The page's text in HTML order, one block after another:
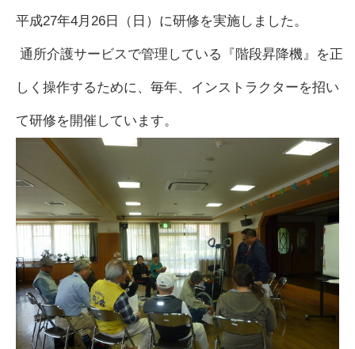
平成27年4月 26日（日）に研修を実施しました。
通所介護サービスで管理している『階段昇降機』を正
しく操作するために、毎年、インストラクターを招い
て研修を開催しています。